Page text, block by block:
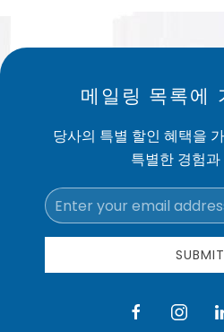
메일링 목록에
당사의 특별 할인 혜택을
특별한 경험
Email
Address
SUBMIT
facebook